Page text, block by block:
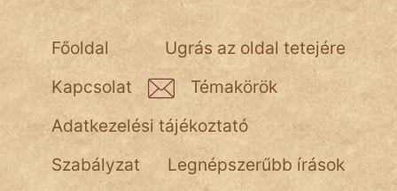
Ugrás az oldal tetejére
Főoldal
Kapcsolat
Témakörök
Adatkezelési tájékoztató
Szabályzat
Legnépszerűbb írások